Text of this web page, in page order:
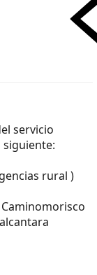
servicio
rural )
Caminomorisco